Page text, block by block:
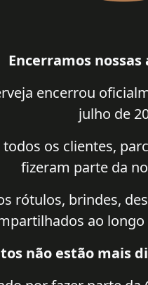
Encerramos
encerrou
julho de
os clientes,
fizeram parte da
rótulos, brindes,
ao longo
não estão mais